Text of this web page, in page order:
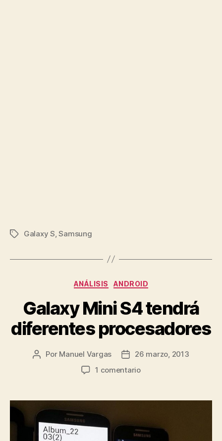
Etiquetas
Galaxy S ,Samsung
Categorías
ANÁLISIS ANDROID
Galaxy Mini S4 tendrá
diferentes procesadores
Autor
Por Manuel Vargas
Fecha
de
26 marzo, 2013
1 comentarioen
S4
diferentes
procesadores